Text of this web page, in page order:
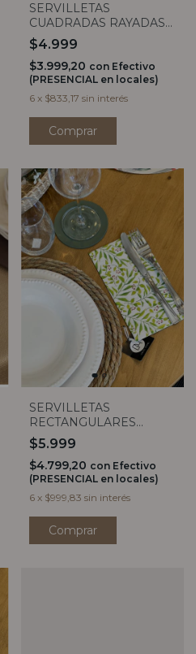
SERVILLETAS
CUADRADAS RAYADAS
X20
$4.999
$3.999,20 con Efectivo
(PRESENCIAL en locales)
6 x $833,17 sin interés
Comprar
SERVILLETAS
RECTANGULARES
BOTANICO X20
$5.999
$4.799,20 con Efectivo
(PRESENCIAL en locales)
6 x $999,83 sin interés